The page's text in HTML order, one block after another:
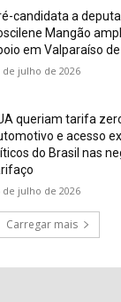
candidata a
Mangão
em Valparaíso de
de julho de 2026
queriam tarifa
e acesso
do Brasil nas
de julho de 2026
Carregar mais